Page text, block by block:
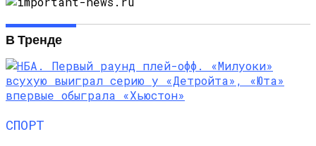
В Тренде
СПОРТ